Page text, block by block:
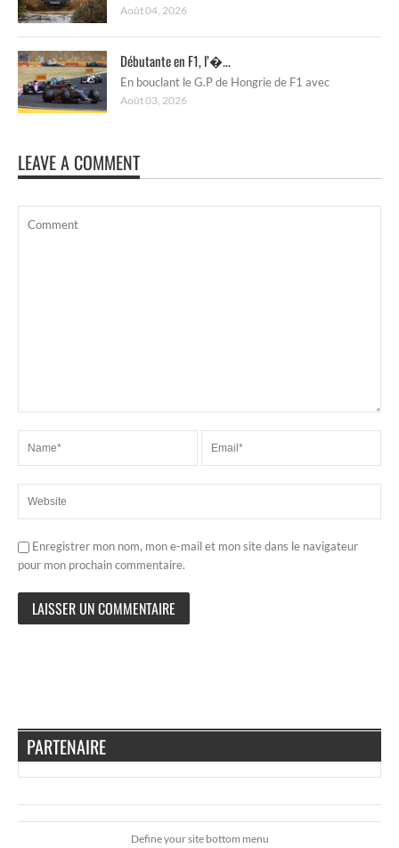
Août 04, 2026
Débutante en F1, l’�...
En bouclant le G.P de Hongrie de F1 avec
Août 03, 2026
LEAVE A COMMENT
Enregistrer mon nom, mon e-mail et mon site dans le navigateur
pour mon prochain commentaire.
PARTENAIRE
Define your site bottom menu